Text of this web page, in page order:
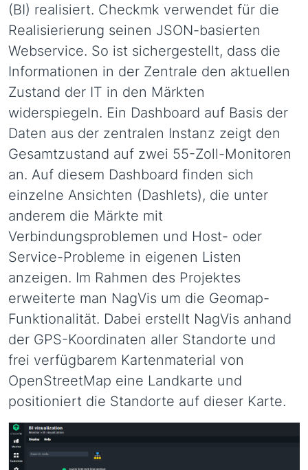
(BI) realisiert. Checkmk verwendet für die
Realisierierung seinen JSON-basierten
Webservice. So ist sichergestellt, dass die
Informationen in der Zentrale den aktuellen
Zustand der IT in den Märkten
widerspiegeln. Ein Dashboard auf Basis der
Daten aus der zentralen Instanz zeigt den
Gesamtzustand auf zwei 55-Zoll-Monitoren
an. Auf diesem Dashboard finden sich
einzelne Ansichten (Dashlets), die unter
anderem die Märkte mit
Verbindungsproblemen und Host- oder
Service-Probleme in eigenen Listen
anzeigen. Im Rahmen des Projektes
erweiterte man NagVis um die Geomap-
Funktionalität. Dabei erstellt NagVis anhand
der GPS-Koordinaten aller Standorte und
frei verfügbarem Kartenmaterial von
OpenStreetMap eine Landkarte und
positioniert die Standorte auf dieser Karte.